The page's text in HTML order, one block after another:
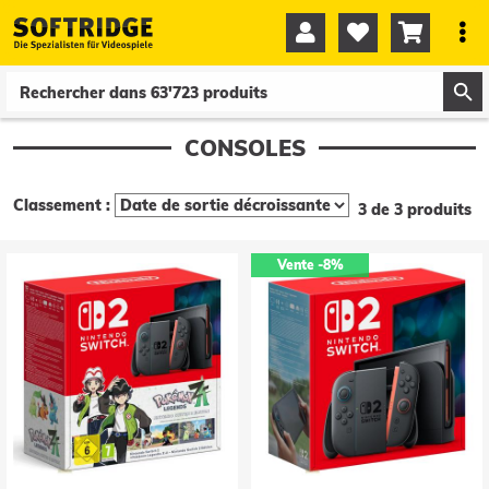
   
CONSOLES
Classement : 3 de 3 produits
Vente-8%